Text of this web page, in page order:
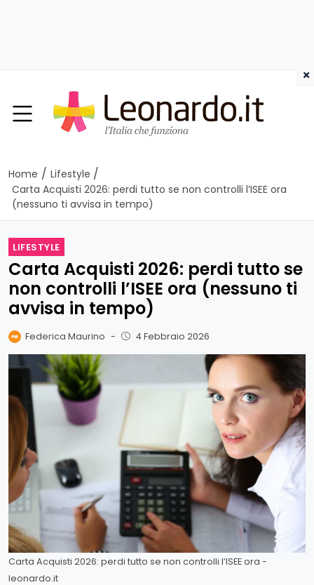
Home / Lifestyle /
Carta Acquisti 2026: perdi tutto se non controlli l’ISEE ora
(nessuno ti avvisa in tempo)
LIFESTYLE
Carta Acquisti 2026: perdi tutto se
non controlli l’ISEE ora (nessuno ti
avvisa in tempo)
Federica Maurino - 4 Febbraio 2026
Carta Acquisti 2026: perdi tutto se non controlli l’ISEE ora -
leonardo.it
×